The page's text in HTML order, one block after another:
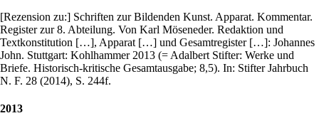
[Rezension zu:] Schriften zur Bildenden Kunst. Apparat. Kommentar.
Register zur 8. Abteilung. Von Karl Möseneder. Redaktion und
Textkonstitution […], Apparat […] und Gesamtregister […]: Johannes
John. Stuttgart: Kohlhammer 2013 (= Adalbert Stifter: Werke und
Briefe. Historisch-kritische Gesamtausgabe; 8,5). In: Stifter Jahrbuch
N. F. 28 (2014), S. 244f.
2013